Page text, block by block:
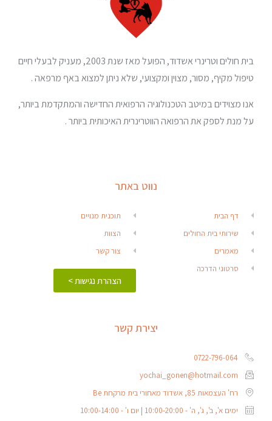
בית חולים וטרינרי אשדוד, הפועל מאז שנת 2003, מעניק לבעלי חיים
טיפול מקיף, מסור, מצוין ומקצועי, שלא ניתן למצוא באף מרפאה .
אנו מצוידים במיטב הטכנולוגיה הרפואית החדישה והמתקדמת ביותר,
על מנת לספק את הרפואה הווטרינרית האיכותית ביותר .
נווט באתר
דף הבית
שירותי בית החולים
מאמרים
סרטוני הדרכה
תוכנית מנויים
הצוות
צור קשר
הצהרת נגישות >
יצירת קשר
0722-796-064
yochai_gonen@hotmail.com
רח' העצמאות 85, אשדוד מאחורי בית מרקחת Be
ימים א', ב', ג', ה' - 10:00-20:00 | יום ו' - 10:00-14:00